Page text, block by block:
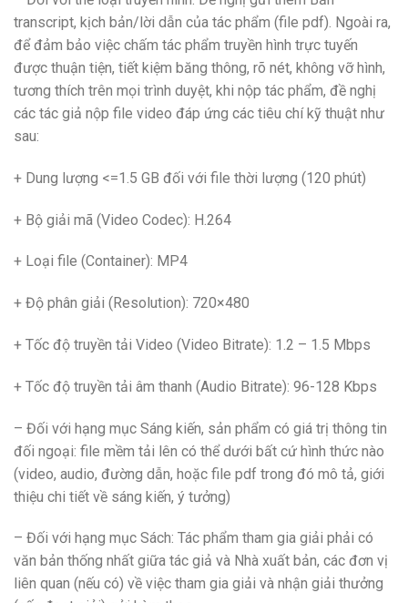
transcript, kịch bản/lời dẫn của tác phẩm (file pdf). Ngoài ra,
để đảm bảo việc chấm tác phẩm truyền hình trực tuyến
được thuận tiện, tiết kiệm băng thông, rõ nét, không vỡ hình,
tương thích trên mọi trình duyệt, khi nộp tác phẩm, đề nghị
các tác giả nộp file video đáp ứng các tiêu chí kỹ thuật như
sau:
+ Dung lượng <=1.5 GB đối với file thời lượng (120 phút)
+ Bộ giải mã (Video Codec): H.264
+ Loại file (Container): MP4
+ Độ phân giải (Resolution): 720×480
+ Tốc độ truyền tải Video (Video Bitrate): 1.2 – 1.5 Mbps
+ Tốc độ truyền tải âm thanh (Audio Bitrate): 96-128 Kbps
– Đối với hạng mục Sáng kiến, sản phẩm có giá trị thông tin
đối ngoại: file mềm tải lên có thể dưới bất cứ hình thức nào
(video, audio, đường dẫn, hoặc file pdf trong đó mô tả, giới
thiệu chi tiết về sáng kiến, ý tưởng)
– Đối với hạng mục Sách: Tác phẩm tham gia giải phải có
văn bản thống nhất giữa tác giả và Nhà xuất bản, các đơn vị
liên quan (nếu có) về việc tham gia giải và nhận giải thưởng